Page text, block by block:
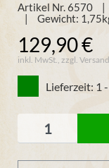
Artikel Nr. 6570
Gewicht: 1,75
129,90 €
inkl. MwSt., zzgl. Versand
Lieferzeit: 1